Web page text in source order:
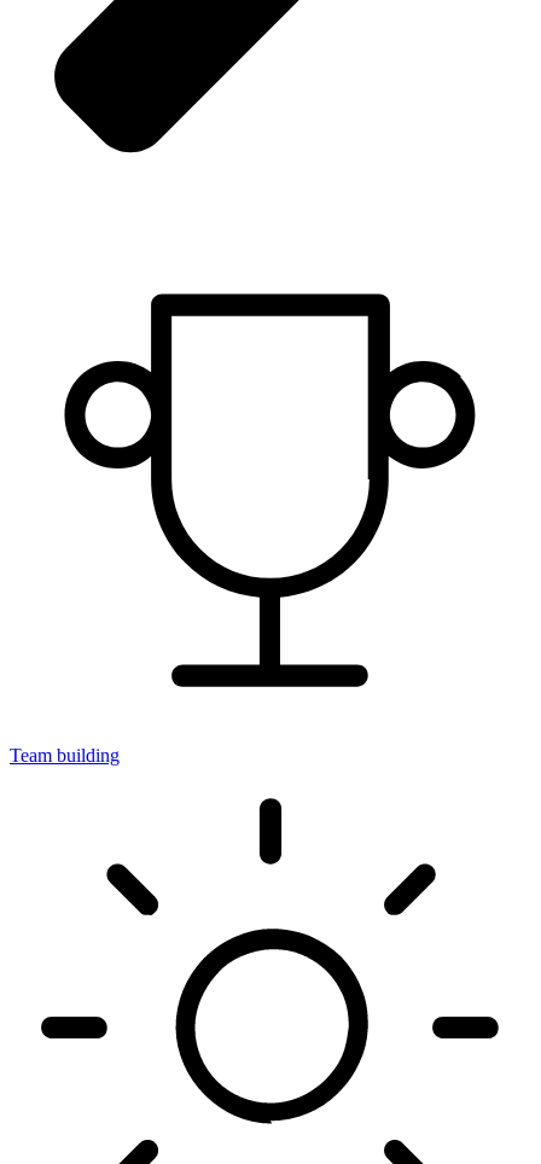
Team building